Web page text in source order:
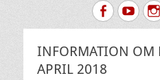
Facebook
INFORMATION OM
APRIL 2018